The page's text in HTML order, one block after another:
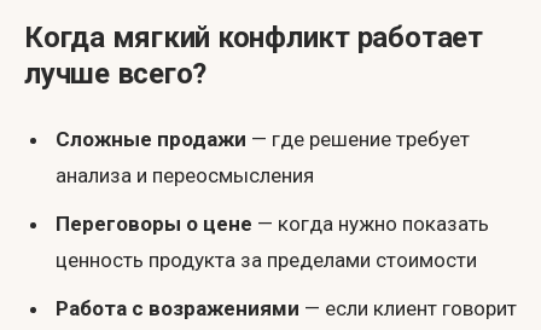
Когда мягкий конфликт работает
лучше всего?
Сложные продажи — где решение требует
анализа и переосмысления
Переговоры о цене — когда нужно показать
ценность продукта за пределами стоимости
Работа с возражениями — если клиент говорит